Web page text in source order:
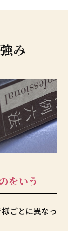
み
をいう
ごとに異なっ